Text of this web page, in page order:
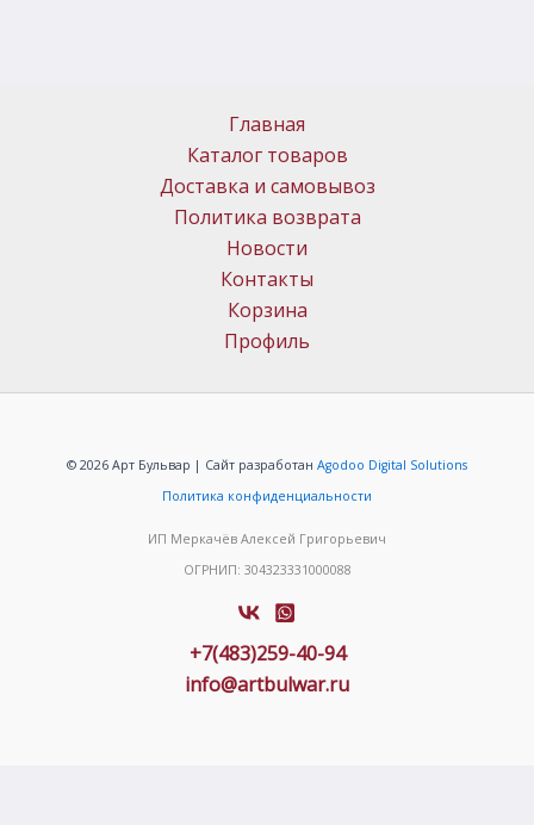
Главная
Каталог товаров
Доставка и самовывоз
Политика возврата
Новости
Контакты
Корзина
Профиль
© 2026 Арт Бульвар | Сайт разработан Agodoo Digital Solutions
Политика конфиденциальности
ИП Меркачёв Алексей Григорьевич
ОГРНИП: 304323331000088
+7(483)259-40-94
info@artbulwar.ru